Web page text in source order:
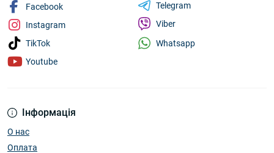
Інформація
О нас
Оплата
Facebook
Instagram
TikTok
Youtube
Telegram
Viber
Whatsapp